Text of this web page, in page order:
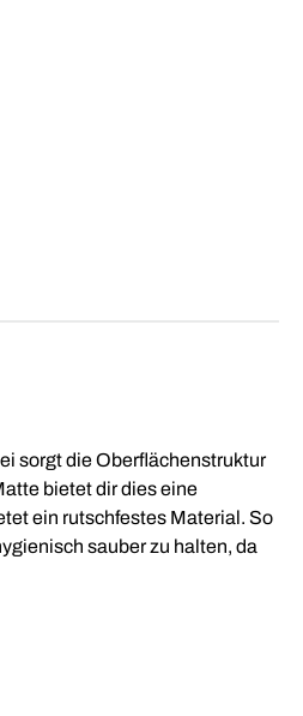
sorgt die Oberflächenstruktur
bietet dir dies eine
ein rutschfestes Material. So
sauber zu halten, da